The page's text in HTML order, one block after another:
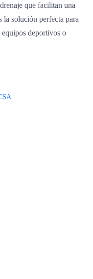
que facilitan una
solución perfecta para
equipos deportivos o